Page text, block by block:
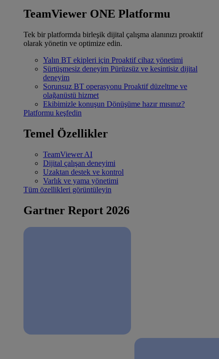
TeamViewer ONE Platformu
Tek bir platformda birleşik dijital çalışma alanınızı proaktif
olarak yönetin ve optimize edin.
Yalın BT ekipleri için Proaktif cihaz yönetimi
Sürtüşmesiz deneyim Pürüzsüz ve kesintisiz dijital
deneyim
Sorunsuz BT operasyonu Proaktif düzeltme ve
olağanüstü hizmet
Ekibimizle konuşun Dönüşüme hazır mısınız?
Platformu keşfedin
Temel Özellikler
TeamViewer AI
Dijital çalışan deneyimi
Uzaktan destek ve kontrol
Varlık ve yama yönetimi
Tüm özellikleri görüntüleyin
Gartner Report 2026